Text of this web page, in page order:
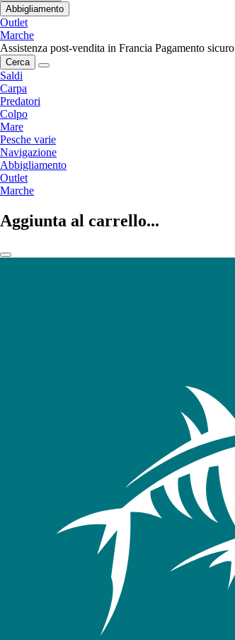
Abbigliamento
Outlet
Marche
Assistenza post-vendita in Francia Pagamento sicuro
Cerca
Saldi
Carpa
Predatori
Colpo
Mare
Pesche varie
Navigazione
Abbigliamento
Outlet
Marche
Aggiunta al carrello...